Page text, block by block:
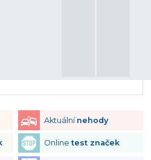
Aktuální nehody
Onlinetest značek